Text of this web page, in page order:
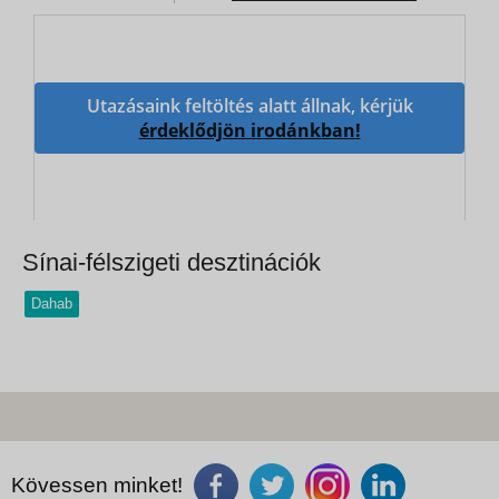
Utazásaink feltöltés alatt állnak, kérjük
érdeklődjön irodánkban!
Sínai-félszigeti desztinációk
Dahab
Kövessen minket!